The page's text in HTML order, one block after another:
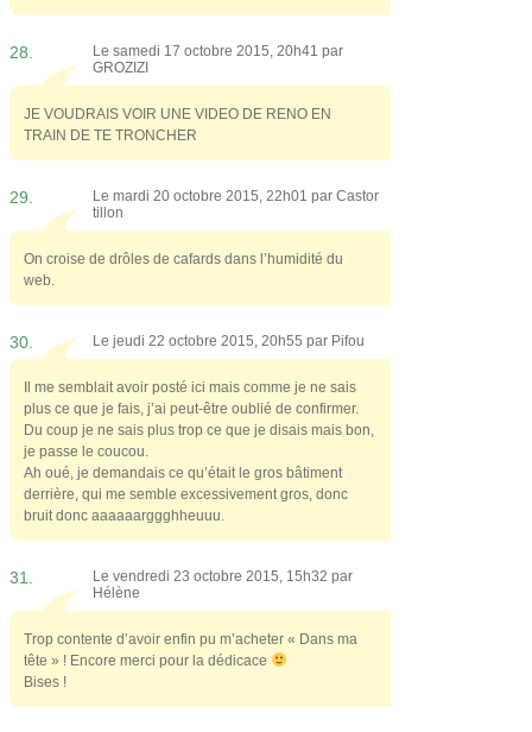
28.
Le samedi 17 octobre 2015, 20h41 par
GROZIZI
JE VOUDRAIS VOIR UNE VIDEO DE RENO EN
TRAIN DE TE TRONCHER
29. Le mardi 20 octobre 2015, 22h01 par Castor
tillon
On croise de drôles de cafards dans l’humidité du
web.
30. Le jeudi 22 octobre 2015, 20h55 par Pifou
Il me semblait avoir posté ici mais comme je ne sais
plus ce que je fais, j’ai peut-être oublié de confirmer.
Du coup je ne sais plus trop ce que je disais mais bon,
je passe le coucou.
Ah oué, je demandais ce qu’était le gros bâtiment
derrière, qui me semble excessivement gros, donc
bruit donc aaaaaarggghheuuu.
31.
Le vendredi 23 octobre 2015, 15h32 par
Hélène
Trop contente d’avoir enfin pu m’acheter « Dans ma
tête » ! Encore merci pour la dédicace
Bises !